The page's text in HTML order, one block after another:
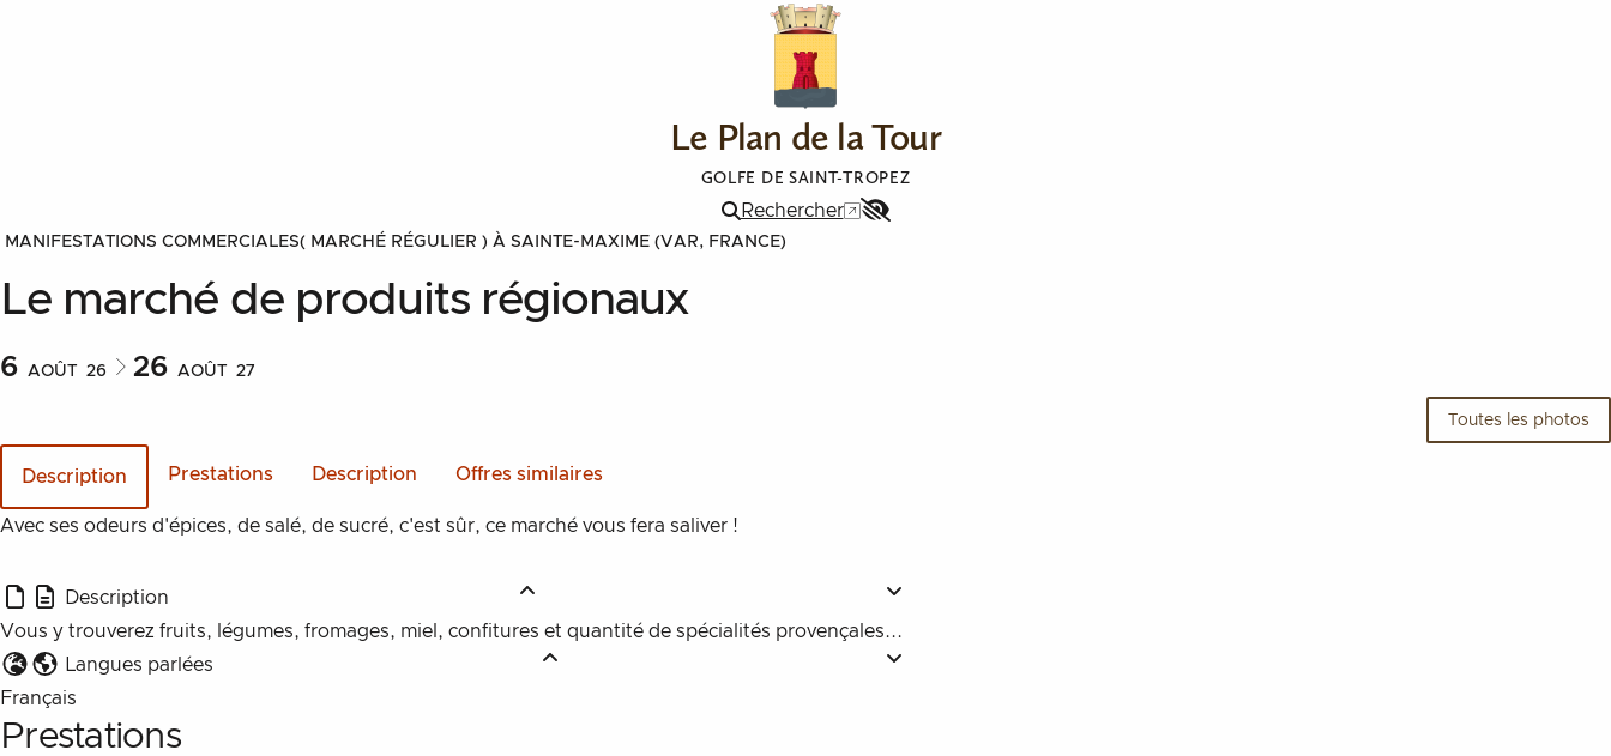
Le Plan de la Tour
GOLFE DE SAINT-TROPEZ
Menu
Rechercher
MANIFESTATIONS COMMERCIALES( MARCHÉ RÉGULIER ) À SAINTE-MAXIME (VAR, FRANCE)
Le marché de produits régionaux
6 AOÛT 26 26 AOÛT 27
Toutes les photos
Marché des produits régionaux 2
Description Prestations Description Offres similaires
Description
Avec ses odeurs d'épices, de salé, de sucré, c'est sûr, ce marché vous fera saliver !
Description
Vous y trouverez fruits, légumes, fromages, miel, confitures et quantité de spécialités provençales...
Langues parlées
Français
Prestations